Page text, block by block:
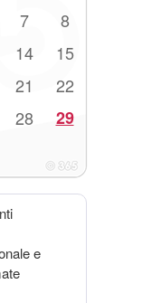
7 8
14 15
21 22
28 29
e